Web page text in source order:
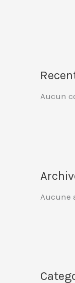
Aucun
Aucune